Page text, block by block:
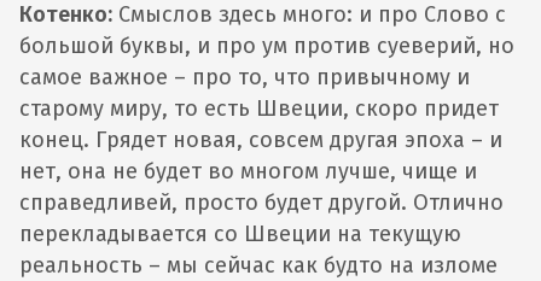
Котенко: Смыслов здесь много: и про Слово с
большой буквы, и про ум против суеверий, но
самое важное – про то, что привычному и
старому миру, то есть Швеции, скоро придет
конец. Грядет новая, совсем другая эпоха – и
нет, она не будет во многом лучше, чище и
справедливей, просто будет другой. Отлично
перекладывается со Швеции на текущую
реальность – мы сейчас как будто на изломе